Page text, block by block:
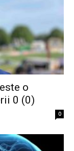
o
0 (0)
0